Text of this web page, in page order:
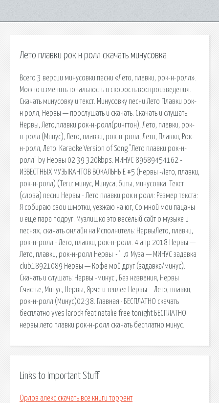
Лето плавки рок н ролл скачать минусовка
Всего 3 версии минусовки песни «Лето, плавки, рок-н-ролл».
Можно изменить тональность и скорость воспроизведения.
Скачать минусовку и текст. Минусовку песни Лето Плавки рок-
н ролл, Нервы — прослушать и скачать. Скачать и слушать:
Нервы, Лето,плавки рок-н-ролл(рингтон), Лето, плавки, рок-
н-ролл (Минус), Лето, плавки, рок-н-ролл, Лето, Плавки, Рок-
н-ролл, Лето. Karaoke Version of Song "Лето плавки рок-н-
ролл" by Нервы 02:39 320kbps. МИНУС 89689454162 -
ИЗВЕСТНЫХ МУЗЫКАНТОВ ВОКАЛЬНЫЕ #5 (Нервы -Лето, плавки,
рок-н-ролл) (Теги: минус, Минуса, биты, минусовка. Текст
(слова) песни Нервы - Лето плавки рок н ролл: Размер текста:
Я собираю свои шмотки, уезжаю на юг, Со мной мои пацаны
и еще пара подруг. Музлишко это весёлый сайт о музыке и
песнях, скачать онлайн на Исполнитель: НервыЛето, плавки,
рок-н-ролл - Лето, плавки, рок-н-ролл. 4 апр 2018 Нервы —
Лето, плавки, рок-н-ролл Нервы ·•° ♫ Муза — МИНУС задавка
club18921089 Нервы — Кофе мой друг (задавка/минус).
Скачать и слушать: Нервы -минус., Без названия, Нервы
Счастье, Минус, Нервы, Ярче и теплее Нервы – Лето, плавки,
рок-н-ролл (Минус)02:38. Главная · БЕСПЛАТНО скачать
бесплатно yves larock feat natalie free tonight БЕСПЛАТНО
нервы лето плавки рок-н-ролл скачать бесплатно минус.
Links to Important Stuff
Орлов алекс скачать все книги торрент